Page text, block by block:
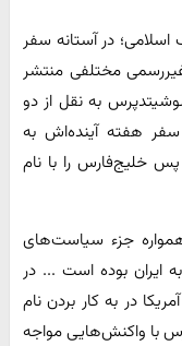
اسلامی؛ در آستانه سفر
مختلفی منتشر
به نقل از دو
هفته آینده‌اش به
پس خلیج‌فارس را با نام
جزء سیاست‌های
ایران بوده است ... در
آمریکا در به کار بردن نام
با واکنش‌هایی مواجه